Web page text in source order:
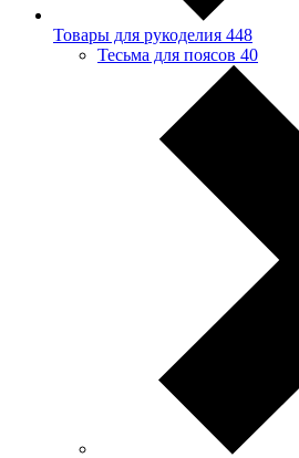
Товары для рукоделия 448
Тесьма для поясов 40